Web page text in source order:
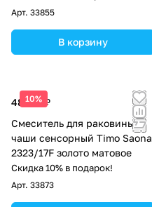
Арт. 33855
В корзину
10%
48 277 ₽
Смеситель для раковины-
чаши сенсорный Timo Saona
2323/17F золото матовое
Скидка 10% в подарок!
Арт. 33873